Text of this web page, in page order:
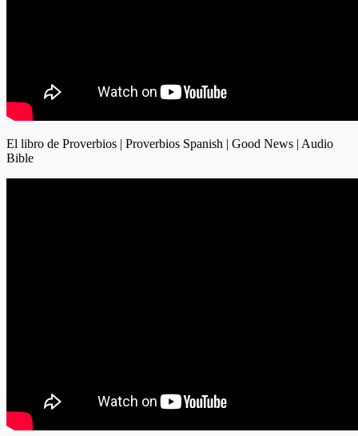
El libro de Proverbios | Proverbios Spanish | Good News | Audio
Bible